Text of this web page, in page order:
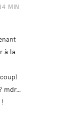
MIN
à la
mdr…